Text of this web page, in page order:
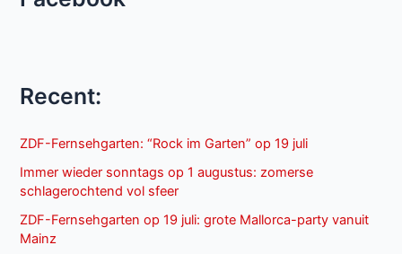
Recent:
ZDF-Fernsehgarten: “Rock im Garten” op 19 juli
Immer wieder sonntags op 1 augustus: zomerse
schlagerochtend vol sfeer
ZDF-Fernsehgarten op 19 juli: grote Mallorca-party vanuit
Mainz